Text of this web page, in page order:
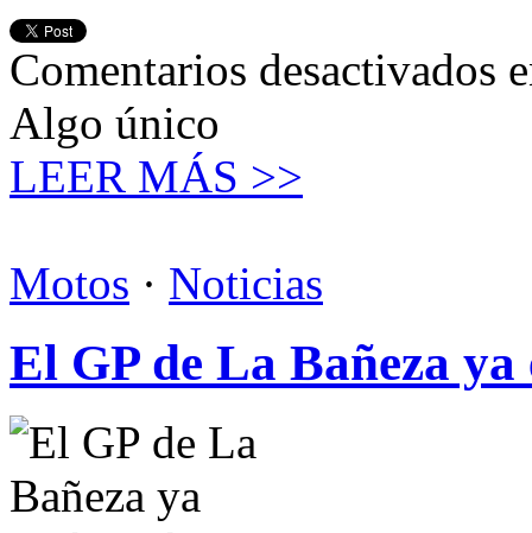
Comentarios desactivados
Algo único
LEER MÁS >>
Motos · Noticias
El GP de La Bañeza ya